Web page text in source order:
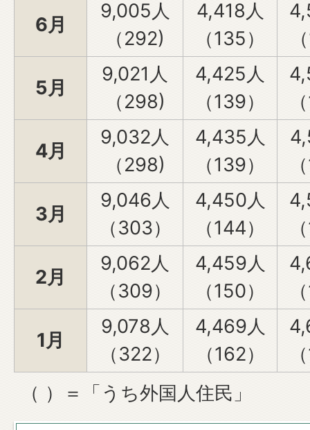
6月
9,005人
（292)
4,418人
（135）
5月
9,021人
（298)
4,425人
（139）
4月
9,032人
（298)
4,435人
（139）
3月
9,046人
（303）
4,450人
（144）
2月
9,062人
（309）
4,459人
（150）
1月
9,078人
（322）
4,469人
（162）
（ ）＝「うち外国人住民」